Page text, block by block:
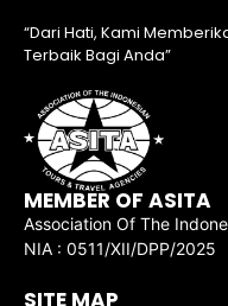
“Dari Hati, Kami
Terbaik Bagi Anda”
MEMBER OF ASITA
Association Of The
NIA : 0511/XII/DPP/2025